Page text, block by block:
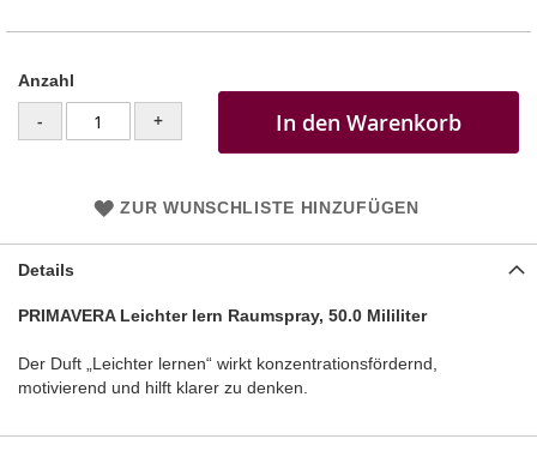
Anzahl
- + In den Warenkorb
ZUR WUNSCHLISTE HINZUFÜGEN
Details
PRIMAVERA Leichter lern Raumspray, 50.0 Mililiter
Der Duft „Leichter lernen“ wirkt konzentrationsfördernd,
motivierend und hilft klarer zu denken.